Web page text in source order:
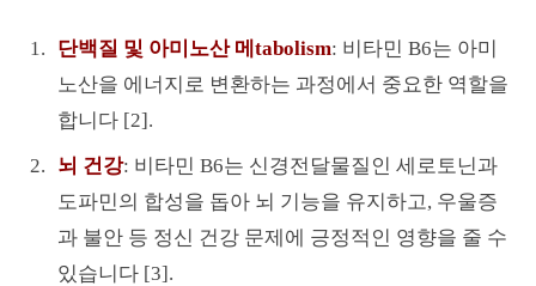
단백질 및 아미노산 메tabolism: 비타민 B6는 아미
노산을 에너지로 변환하는 과정에서 중요한 역할을
합니다 [2].
뇌 건강: 비타민 B6는 신경전달물질인 세로토닌과
도파민의 합성을 돕아 뇌 기능을 유지하고, 우울증
과 불안 등 정신 건강 문제에 긍정적인 영향을 줄 수
있습니다 [3].